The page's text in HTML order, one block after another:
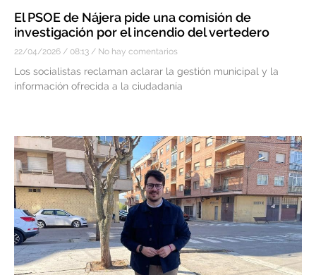
El PSOE de Nájera pide una comisión de
investigación por el incendio del vertedero
22/04/2026 08:13 No hay comentarios
Los socialistas reclaman aclarar la gestión municipal y la
información ofrecida a la ciudadanía